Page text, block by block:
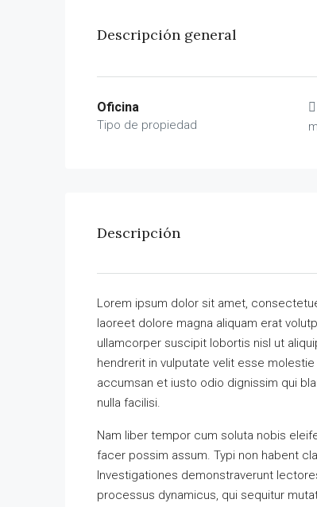
Descripción general
Oficina
Tipo de propiedad
Descripción
Lorem ipsum dolor sit amet,
laoreet dolore magna aliquam erat
ullamcorper suscipit lobortis nisl ut
hendrerit in vulputate velit esse
accumsan et iusto odio dignissim qui
nulla facilisi.
Nam liber tempor cum soluta nobis
facer possim assum. Typi non habent
Investigationes demonstraverunt
processus dynamicus, qui sequitur